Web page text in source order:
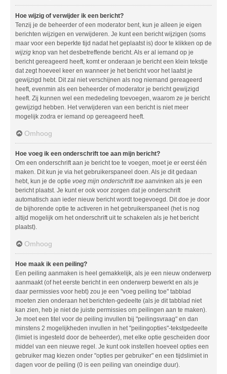
Hoe wijzig of verwijder ik een bericht?
Tenzij je de beheerder of een moderator bent, kun je alleen je eigen
berichten wijzigen en verwijderen. Je kunt een bericht wijzigen (soms
maar voor een beperkte tijd nadat het geplaatst is) door te klikken op de
wijzig knop van het desbetreffende bericht. Als er al iemand op je
bericht gereageerd heeft, komt er onderaan je bericht een klein tekstje
dat zegt hoeveel keer en wanneer je het bericht voor het laatst je
gewijzigd hebt. Dit zal niet verschijnen als nog niemand gereageerd
heeft, evenmin als een beheerder of moderator je bericht gewijzigd
heeft. Zij kunnen wel een mededeling toevoegen, waarom ze je bericht
gewijzigd hebben. Het verwijderen van een bericht is niet meer
mogelijk zodra er iemand op gereageerd heeft.
Omhoog
Hoe voeg ik een onderschrift toe aan mijn bericht?
Om een onderschrift aan je bericht toe te voegen, moet je er eerst één
maken. Dit kun je via het gebruikerspaneel doen. Als je dit gedaan
hebt, kun je de optie voeg mijn onderschrift toe aanvinken als je een
bericht plaatst. Je kunt er ook voor zorgen dat je onderschrift
automatisch aan ieder nieuw bericht wordt toegevoegd. Dit doe je door
de bijhorende optie te activeren in het gebruikerspaneel (het is nog
altijd mogelijk om het onderschrift uit te schakelen als je het bericht
plaatst).
Omhoog
Hoe maak ik een peiling?
Een peiling aanmaken is heel gemakkelijk, als je een nieuw onderwerp
aanmaakt (of het eerste bericht in een onderwerp bewerkt en als je
daar permissies voor hebt) zou je een "voeg peiling toe" tabblad
moeten zien onderaan het berichten-gedeelte (als je dit tabblad niet
kan zien, heb je niet de juiste permissies om peilingen aan te maken).
Je moet een titel voor de peiling invullen bij "peilingsvraag" en dan
minstens 2 mogelijkheden invullen in het "peilingopties"-tekstgedeelte
(limiet is ingesteld door de beheerder), met elke optie gescheiden door
middel van een nieuwe regel. Je kunt ook instellen hoeveel opties een
gebruiker mag kiezen onder "opties per gebruiker" en een tijdslimiet in
dagen voor de peiling (0 is een peiling van oneindige duur).